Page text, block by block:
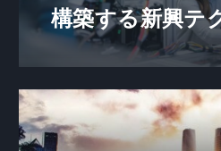
構築する新興テ